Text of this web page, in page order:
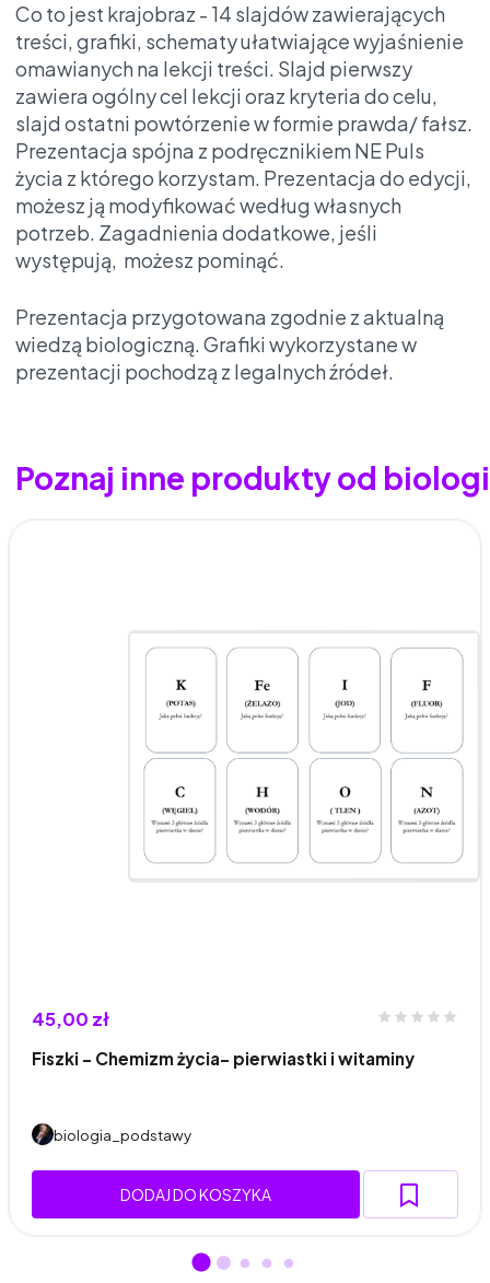
Co to jest krajobraz - 14 slajdów zawierających
treści, grafiki, schematy ułatwiające wyjaśnienie
omawianych na lekcji treści. Slajd pierwszy
zawiera ogólny cel lekcji oraz kryteria do celu,
slajd ostatni powtórzenie w formie prawda/ fałsz.
Prezentacja spójna z podręcznikiem NE Puls
życia z którego korzystam. Prezentacja do edycji,
możesz ją modyfikować według własnych
potrzeb. Zagadnienia dodatkowe, jeśli
występują, możesz pominąć.
Prezentacja przygotowana zgodnie z aktualną
wiedzą biologiczną. Grafiki wykorzystane w
prezentacji pochodzą z legalnych źródeł.
Poznaj inne produkty od
45,00 zł
Fiszki - Chemizm życia- pierwiastki i witaminy
biologia_podstawy
DODAJ DO KOSZYKA